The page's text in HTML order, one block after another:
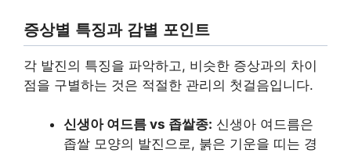
증상별 특징과 감별 포인트
각 발진의 특징을 파악하고, 비슷한 증상과의 차이
점을 구별하는 것은 적절한 관리의 첫걸음입니다.
신생아 여드름 vs 좁쌀종: 신생아 여드름은
좁쌀 모양의 발진으로, 붉은 기운을 띠는 경